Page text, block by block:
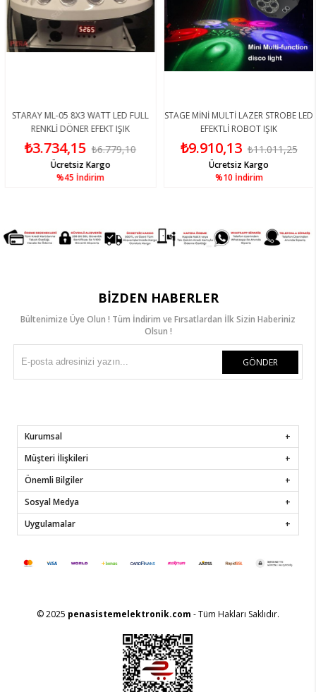
STARAY ML-05 8X3 WATT LED FULL
RENKLİ DÖNER EFEKT IŞIK
₺3.734,15 ₺6.779,10
%45İndirim
Ücretsiz Kargo
STAGE MİNİ MULTİ LAZER STROBE LED
EFEKTLİ ROBOT IŞIK
₺9.910,13 ₺11.011,25
%10İndirim
Ücretsiz Kargo
BIZDEN HABERLER
Bültenimize Üye Olun ! Tüm İndirim ve Fırsatlardan İlk Sizin Haberiniz
Olsun !
GÖNDER
Kurumsal
Müşteri İlişkileri
Önemli Bilgiler
Sosyal Medya
Uygulamalar
© 2025 penasistemelektronik.com - Tüm Hakları Saklıdır.